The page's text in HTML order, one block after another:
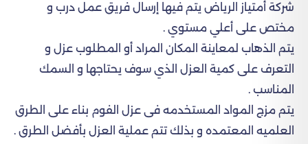
شركة أمتياز الرياض يتم فيها إرسال فريق عمل درب و
مختص على أعلي مستوي .
يتم الذهاب لمعاينة المكان المراد أو المطلوب عزل و
التعرف على كمية العزل الذي سوف يحتاجها و السمك
المناسب .
يتم مزج المواد المستخدمه فى عزل الفوم بناء على الطرق
العلميه المعتمده و بذلك تتم عملية العزل بأفضل الطرق .